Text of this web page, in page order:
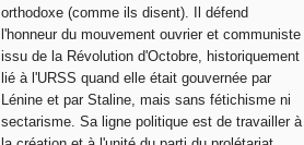
orthodoxe (comme ils disent). Il défend
l'honneur du mouvement ouvrier et communiste
issu de la Révolution d'Octobre, historiquement
lié à l'URSS quand elle était gouvernée par
Lénine et par Staline, mais sans fétichisme ni
sectarisme. Sa ligne politique est de travailler à